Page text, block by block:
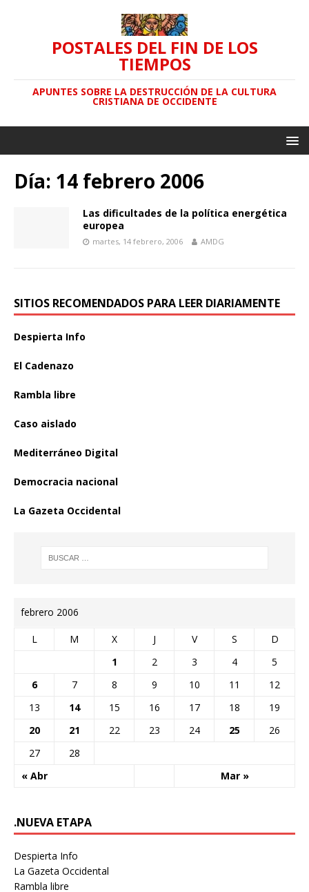
POSTALES DEL FIN DE LOS
TIEMPOS
APUNTES SOBRE LA DESTRUCCIÓN DE LA CULTURA
CRISTIANA DE OCCIDENTE
Día: 14 febrero 2006
Las dificultades de la política energética
europea
martes, 14 febrero, 2006 AMDG
SITIOS RECOMENDADOS PARA LEER DIARIAMENTE
Despierta Info
El Cadenazo
Rambla libre
Caso aislado
Mediterráneo Digital
Democracia nacional
La Gazeta Occidental
febrero 2006
L M X J V S D
« Abr Mar »
1 2 3 4
5
6
7 8 9 10 11
12
13
14 15 16 17 18
19
20
21 22 23 24 25
26
27
28
.NUEVA ETAPA
Despierta Info
La Gazeta Occidental
Rambla libre